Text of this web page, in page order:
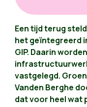
Een tijd terug
het geïntegreerd
GIP. Daarin
vastgelegd.
Vanden Berghe
dat voor heel wat